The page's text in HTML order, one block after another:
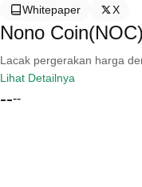
Whitepaper
X
Nono
Lacak pergerakan harga
Lihat Detailnya
----